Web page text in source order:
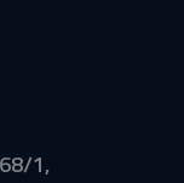
1,